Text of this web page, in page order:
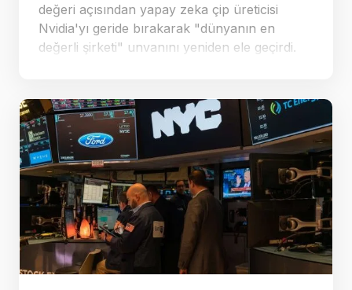
değeri açısından yapay zeka çip üreticisi
Nvidia'yı geride bırakarak "dünyanın en
değerli şirketi" unvanını yeniden ele geçirdi.
pozi…